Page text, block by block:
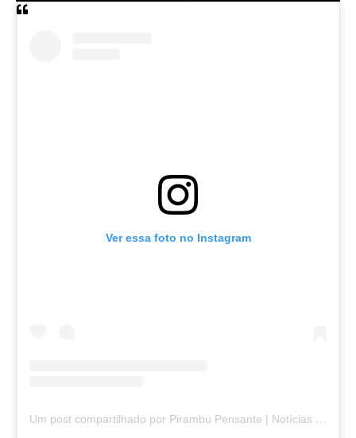
Ver essa foto no Instagram
Um post compartilhado por Pirambu Pensante | Notícias & Entretenimento (@pirambupensante)